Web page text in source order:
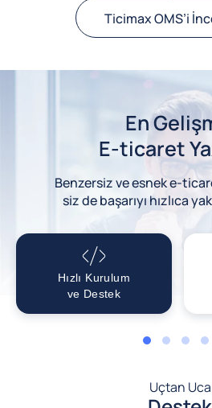
Ticimax OMS’i
En
E-ticaret
Benzersiz ve esnek e-
siz de başarıyı hızlıca
Hızlı Kurulum
ve Destek
1 2 3 4
Uçtan Uca